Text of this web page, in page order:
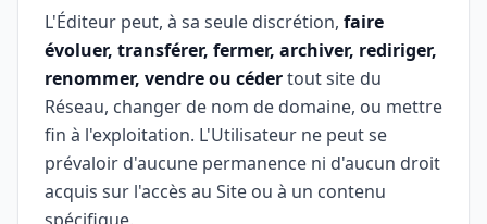
L'Éditeur peut, à sa seule discrétion, faire
évoluer, transférer, fermer, archiver, rediriger,
renommer, vendre ou cédertout site du
Réseau, changer de nom de domaine, ou mettre
fin à l'exploitation. L'Utilisateur ne peut se
prévaloir d'aucune permanence ni d'aucun droit
acquis sur l'accès au Site ou à un contenu